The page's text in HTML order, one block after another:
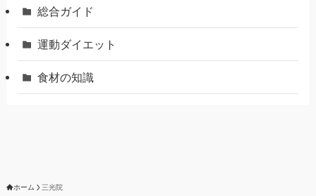
総合ガイド
運動ダイエット
食材の知識
ホーム 三光院